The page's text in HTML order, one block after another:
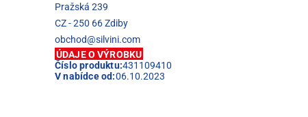
Pražská 239
CZ - 250 66 Zdiby
obchod@silvini.com
ÚDAJE O VÝROBKU
Číslo produktu:431109410
V nabídce od:06.10.2023